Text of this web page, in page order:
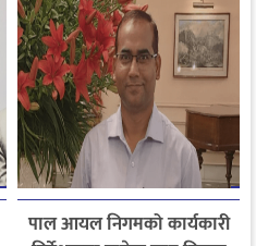
पाल आयल निगमको कार्यकारी